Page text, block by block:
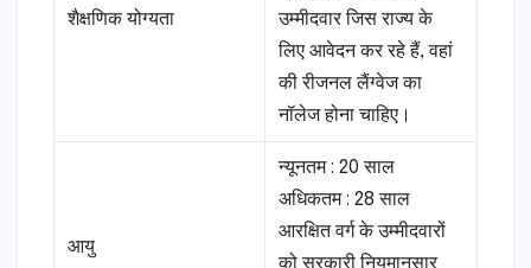
शैक्षणिक योग्यता
उम्मीदवार जिस राज्य के
लिए आवेदन कर रहे हैं, वहां
की रीजनल लैंग्वेज का
नॉलेज होना चाहिए।
आयु
न्यूनतम : 20 साल
अधिकतम : 28 साल
आरक्षित वर्ग के उम्मीदवारों
को सरकारी नियमानुसार